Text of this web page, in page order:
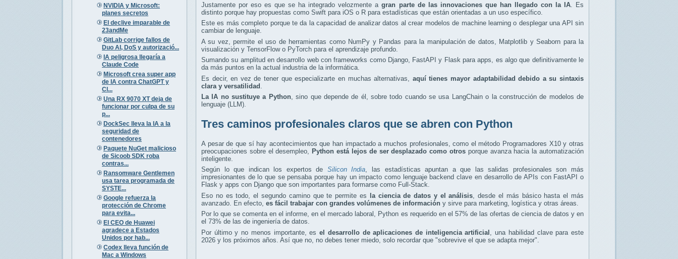
NVIDIA y Microsoft:
planes secretos
El declive imparable de
23andMe
GitLab corrige fallos de
Duo AI, DoS y autorizació...
IA peligrosa llegaría a
Claude Code
Microsoft crea super app
de IA contra ChatGPT y
Cl...
Una RX 9070 XT deja de
funcionar por culpa de su
p...
DockSec lleva la IA a la
seguridad de
contenedores
Paquete NuGet malicioso
de Sicoob SDK roba
contras...
Ransomware Gentlemen
usa tarea programada de
SYSTE...
Google refuerza la
protección de Chrome
para evita...
El CEO de Huawei
agradece a Estados
Unidos por hab...
Codex lleva función de
Mac a Windows
Justamente por eso es que se ha integrado velozmente agran parte de las innovaciones que han llegado con la IA. Es
distinto porque hay propuestas como Swift para iOS o R para estadísticas que están orientadas a un uso específico.
Este es más completo porque te da la capacidad de analizar datos al crear modelos de machine learning o desplegar una API sin
cambiar de lenguaje.
A su vez, permite el uso de herramientas como NumPy y Pandas para la manipulación de datos, Matplotlib y Seaborn para la
visualización y TensorFlow o PyTorch para el aprendizaje profundo.
Sumando su amplitud en desarrollo web con frameworks como Django, FastAPI y Flask para apps, es algo que definitivamente le
da más puntos en la actual industria de la informática.
Es decir, en vez de tener que especializarte en muchas alternativas, aquí tienes mayor adaptabilidad debido a su sintaxis
clara y versatilidad
La IA no sustituye a Python, sino que depende de él, sobre todo cuando se usa LangChain o la construcción de modelos de
lenguaje (LLM).
Tres caminos profesionales claros que se abren con Python
A pesar de que sí hay acontecimientos que han impactado a muchos profesionales, como el método Programadores X10 y otras
preocupaciones sobre el desempleo,
Python está lejos de ser desplazado como otros porque avanza hacia la automatización
inteligente.
Según lo que indican los expertos de Silicon India, las estadísticas apuntan a que las salidas profesionales son más
impresionantes de lo que se pensaba porque hay un impacto como lenguaje backend clave en desarrollo de APIs con FastAPI o
Flask y apps con Django que son importantes para formarse como Full-Stack.
Eso no es todo, el segundo camino que te permite es
la ciencia de datos y el análisis , desde el más básico hasta el más
avanzado. En efecto, es fácil trabajar con grandes volúmenes de información y sirve para marketing, logística y otras áreas.
Por lo que se comenta en el informe, en el mercado laboral, Python es requerido en el 57% de las ofertas de ciencia de datos y en
el 73% de las de ingeniería de datos.
Por último y no menos importante, esel desarrollo de aplicaciones de inteligencia artificial
, una habilidad clave para este
2026 y los próximos años. Así que no, no debes tener miedo, solo recordar que "sobrevive el que se adapta mejor".